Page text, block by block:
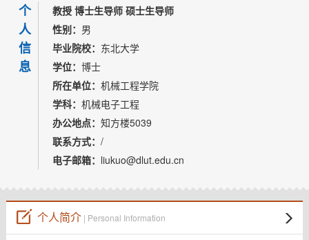
招生信息
学生信息
我的相册
教师博客
个
人
信
息
教授 博士生导师 硕士生导师
性别： 男
毕业院校： 东北大学
学位： 博士
所在单位： 机械工程学院
学科： 机械电子工程
办公地点： 知方楼5039
联系方式： /
电子邮箱： liukuo@dlut.edu.cn
个人简介| Personal Information